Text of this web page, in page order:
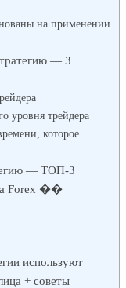
на применении
— 3
уровня трейдера
которое
— ТОП-3
Forex ��
используют
+ советы